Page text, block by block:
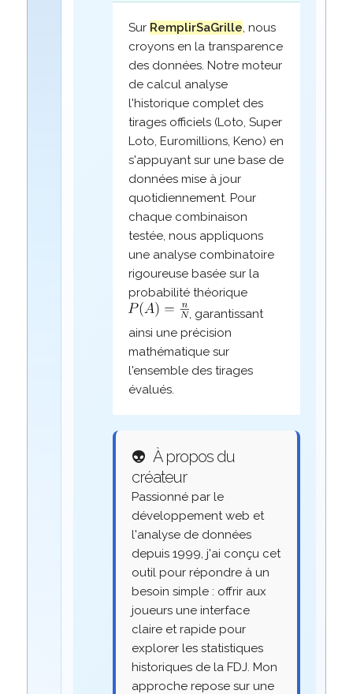
Sur RemplirSaGrille, nous
croyons en la transparence
des données. Notre moteur
de calcul analyse
l'historique complet des
tirages officiels (Loto, Super
Loto, Euromillions, Keno) en
s'appuyant sur une base de
données mise à jour
quotidiennement. Pour
chaque combinaison
testée, nous appliquons
une analyse combinatoire
rigoureuse basée sur la
probabilité théorique
, garantissant
ainsi une précision
mathématique sur
l'ensemble des tirages
évalués.
👽 À propos du
créateur
Passionné par le
développement web et
l'analyse de données
depuis 1999, j'ai conçu cet
outil pour répondre à un
besoin simple : offrir aux
joueurs une interface
claire et rapide pour
explorer les statistiques
historiques de la FDJ. Mon
approche repose sur une